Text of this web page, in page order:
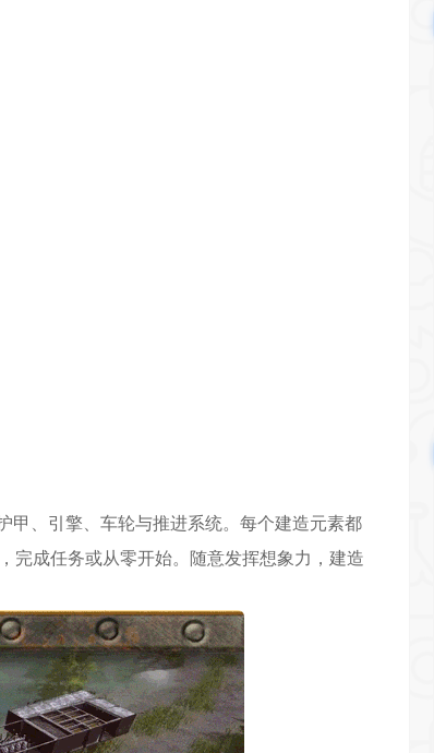
甲、引擎、车轮与推进系统。每个建造元素都
完成任务或从零开始。随意发挥想象力，建造